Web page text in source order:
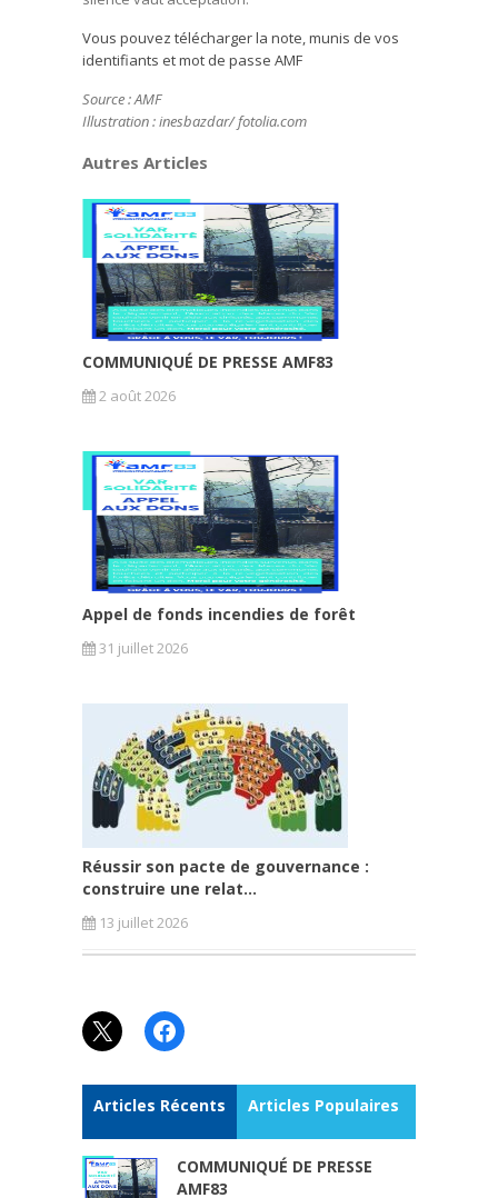
Vous pouvez télécharger la note, munis de vos
identifiants et mot de passe AMF
Source : AMF
Illustration : inesbazdar/ fotolia.com
Autres Articles
COMMUNIQUÉ DE PRESSE AMF83
2 août 2026
Appel de fonds incendies de forêt
31 juillet 2026
Réussir son pacte de gouvernance :
construire une relat...
13 juillet 2026
X Facebook
Articles Récents Articles Populaires
COMMUNIQUÉ DE PRESSE
AMF83